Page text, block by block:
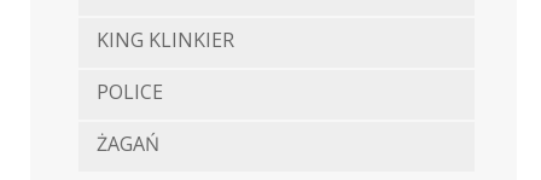
KING KLINKIER
POLICE
ŻAGAŃ